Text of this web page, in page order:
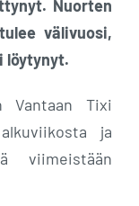
Nuorten
välivuosi,
löytynyt.
Vantaan Tixi
ja
viimeistään